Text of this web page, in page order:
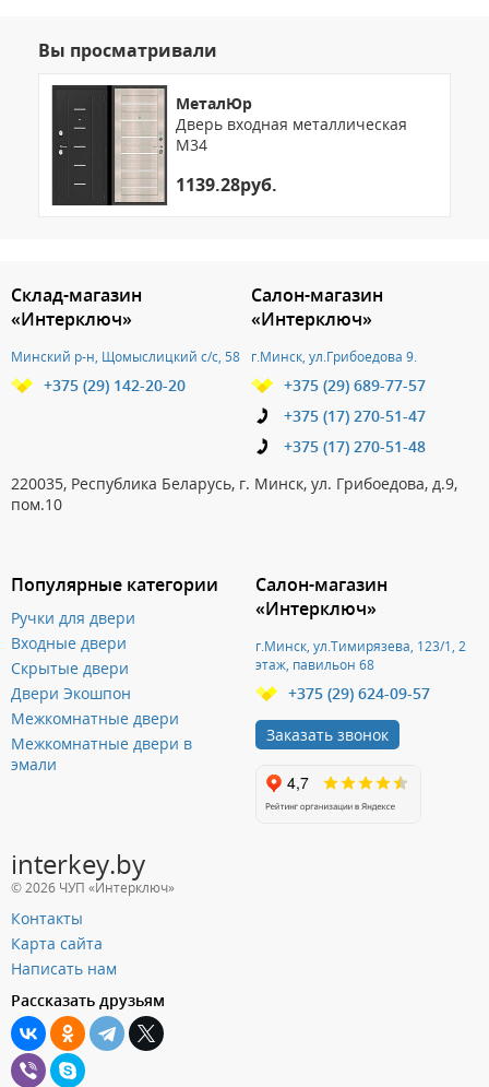
Вы просматривали
МеталЮр
Дверь входная металлическая
М34
1139.28руб.
Популярные категории
Ручки для двери
Входные двери
Скрытые двери
Двери Экошпон
Межкомнатные двери
Межкомнатные двери в
эмали
Склад-магазин
«Интерключ»
Минский р-н, Щомыслицкий с/с, 58
+375 (29) 142-20-20
Салон-магазин
«Интерключ»
г.Минск, ул.Грибоедова 9.
+375 (29) 689-77-57
+375 (17) 270-51-47
+375 (17) 270-51-48
220035, Республика Беларусь, г. Минск, ул. Грибоедова, д.9,
пом.10
Салон-магазин
«Интерключ»
г.Минск, ул.Тимирязева, 123/1, 2
этаж, павильон 68
+375 (29) 624-09-57
Заказать звонок
interkey.by
© 2026 ЧУП «Интерключ»
Контакты
Карта сайта
Написать нам
Рассказать друзьям